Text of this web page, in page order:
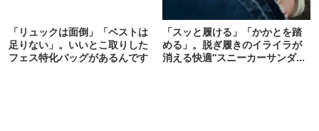
「リュックは面倒」「ベストは
足りない」。いいとこ取りした
フェス特化バッグがあるんです
「スッと履ける」「かかとを踏
める」。脱ぎ履きのイライラが
消える快適“スニーカーサンダ